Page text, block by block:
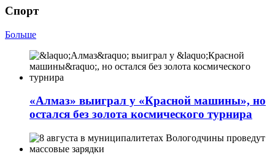
Спорт
Больше
«Алмаз» выиграл у «Красной машины», но
остался без золота космического турнира